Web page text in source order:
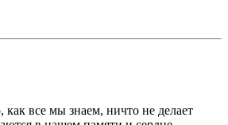
все мы знаем, ничто не делает